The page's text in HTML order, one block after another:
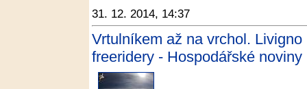
31. 12. 2014, 14:37
Vrtulníkem až na vrchol.
freeridery - Hospodářské noviny